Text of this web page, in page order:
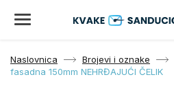
Naslovnica Brojevi i oznake
fasadna 150mm NEHRĐAJUĆI ČELIK